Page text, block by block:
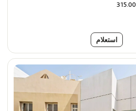
315.00
استعلام